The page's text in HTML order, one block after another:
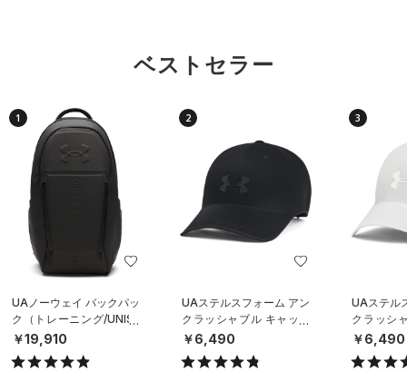
ベストセラー
1
UAノーウェイ バックパッ
ク（トレーニング/UNISE
X）
￥19,910
2
UAステルスフォーム アン
クラッシャブル キャップ
（ライフスタイル/UNISE
￥6,490
3
UAステル
クラッシ
（ライフ
￥6,490